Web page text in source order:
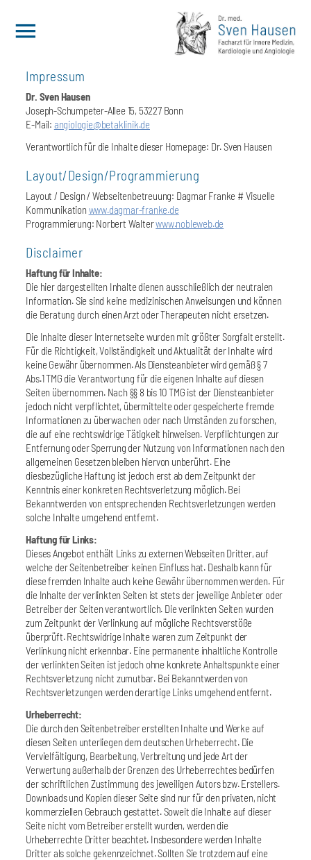
Impressum
Dr. Sven Hausen
Joseph-Schumpeter-Allee 15, 53227 Bonn
E-Mail: angiologie@betaklinik.de
Verantwortlich für die Inhalte dieser Homepage: Dr. Sven Hausen
Layout/Design/Programmierung
Layout / Design / Webseitenbetreuung: Dagmar Franke # Visuelle
Kommunikationwww.dagmar-franke.de
Programmierung: Norbert Walterwww.nobleweb.de
Disclaimer
Haftung für Inhalte:
Die hier dargestellten Inhalte dienen ausschließlich der neutralen
Information. Sie sind keine medizinischen Anweisungen und können
die Beratung durch einen Arzt oder Therapeuten nicht ersetzen.
Die Inhalte dieser Internetseite wurden mit größter Sorgfalt erstellt.
Für die Richtigkeit, Vollständigkeit und Aktualität der Inhalte wird
keine Gewähr übernommen. Als Diensteanbieter wird gemäß § 7
Abs.1 TMG die Verantwortung für die eigenen Inhalte auf diesen
Seiten übernommen. Nach §§ 8 bis 10 TMG ist der Diensteanbieter
jedoch nicht verpflichtet, übermittelte oder gespeicherte fremde
Informationen zu überwachen oder nach Umständen zu forschen,
die auf eine rechtswidrige Tätigkeit hinweisen. Verpflichtungen zur
Entfernung oder Sperrung der Nutzung von Informationen nach den
allgemeinen Gesetzen bleiben hiervon unberührt. Eine
diesbezügliche Haftung ist jedoch erst ab dem Zeitpunkt der
Kenntnis einer konkreten Rechtsverletzung möglich. Bei
Bekanntwerden von entsprechenden Rechtsverletzungen werden
solche Inhalte umgehend entfernt.
Haftung für Links:
Dieses Angebot enthält Links zu externen Webseiten Dritter, auf
welche der Seitenbetreiber keinen Einfluss hat. Deshalb kann für
diese fremden Inhalte auch keine Gewähr übernommen werden. Für
die Inhalte der verlinkten Seiten ist stets der jeweilige Anbieter oder
Betreiber der Seiten verantwortlich. Die verlinkten Seiten wurden
zum Zeitpunkt der Verlinkung auf mögliche Rechtsverstöße
überprüft. Rechtswidrige Inhalte waren zum Zeitpunkt der
Verlinkung nicht erkennbar. Eine permanente inhaltliche Kontrolle
der verlinkten Seiten ist jedoch ohne konkrete Anhaltspunkte einer
Rechtsverletzung nicht zumutbar. Bei Bekanntwerden von
Rechtsverletzungen werden derartige Links umgehend entfernt.
Urheberrecht:
Die durch den Seitenbetreiber erstellten Inhalte und Werke auf
diesen Seiten unterliegen dem deutschen Urheberrecht. Die
Vervielfältigung, Bearbeitung, Verbreitung und jede Art der
Verwertung außerhalb der Grenzen des Urheberrechtes bedürfen
der schriftlichen Zustimmung des jeweiligen Autors bzw. Erstellers.
Downloads und Kopien dieser Seite sind nur für den privaten, nicht
kommerziellen Gebrauch gestattet. Soweit die Inhalte auf dieser
Seite nicht vom Betreiber erstellt wurden, werden die
Urheberrechte Dritter beachtet. Insbesondere werden Inhalte
Dritter als solche gekennzeichnet. Sollten Sie trotzdem auf eine